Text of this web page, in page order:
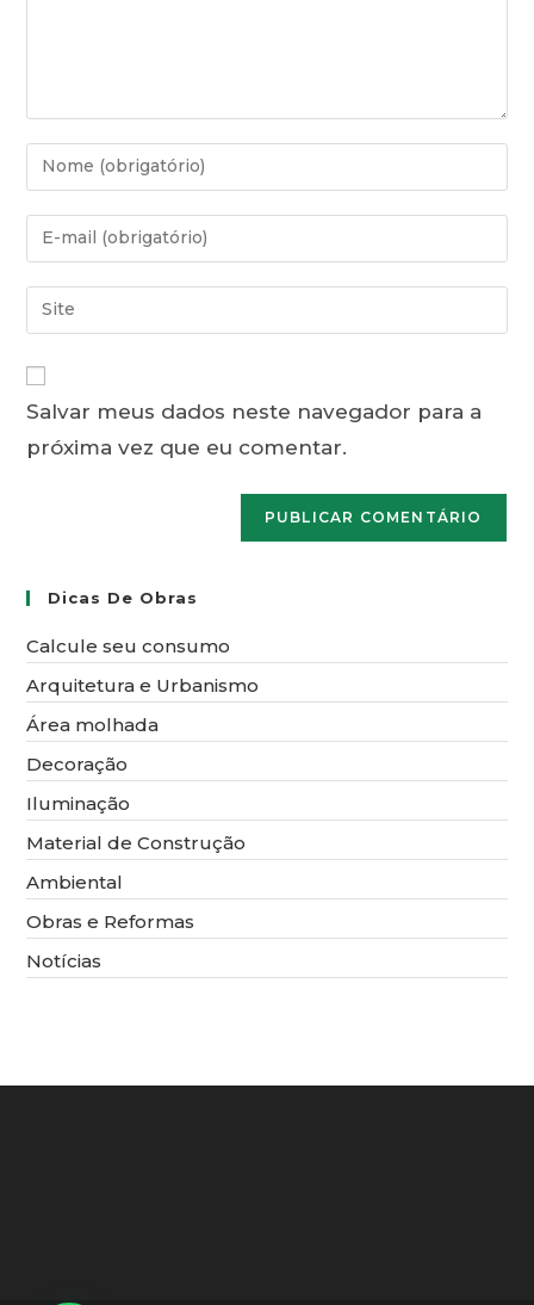
Digite
seu
nome
ou
de
usuário
para
Digite
seu
endereço
de
para
comentar
Digite
o
do
seu
site
Salvar meus dados neste navegador para a
próxima vez que eu comentar.
Dicas De Obras
Calcule seu consumo
Arquitetura e Urbanismo
Área molhada
Decoração
Iluminação
Material de Construção
Ambiental
Obras e Reformas
Notícias